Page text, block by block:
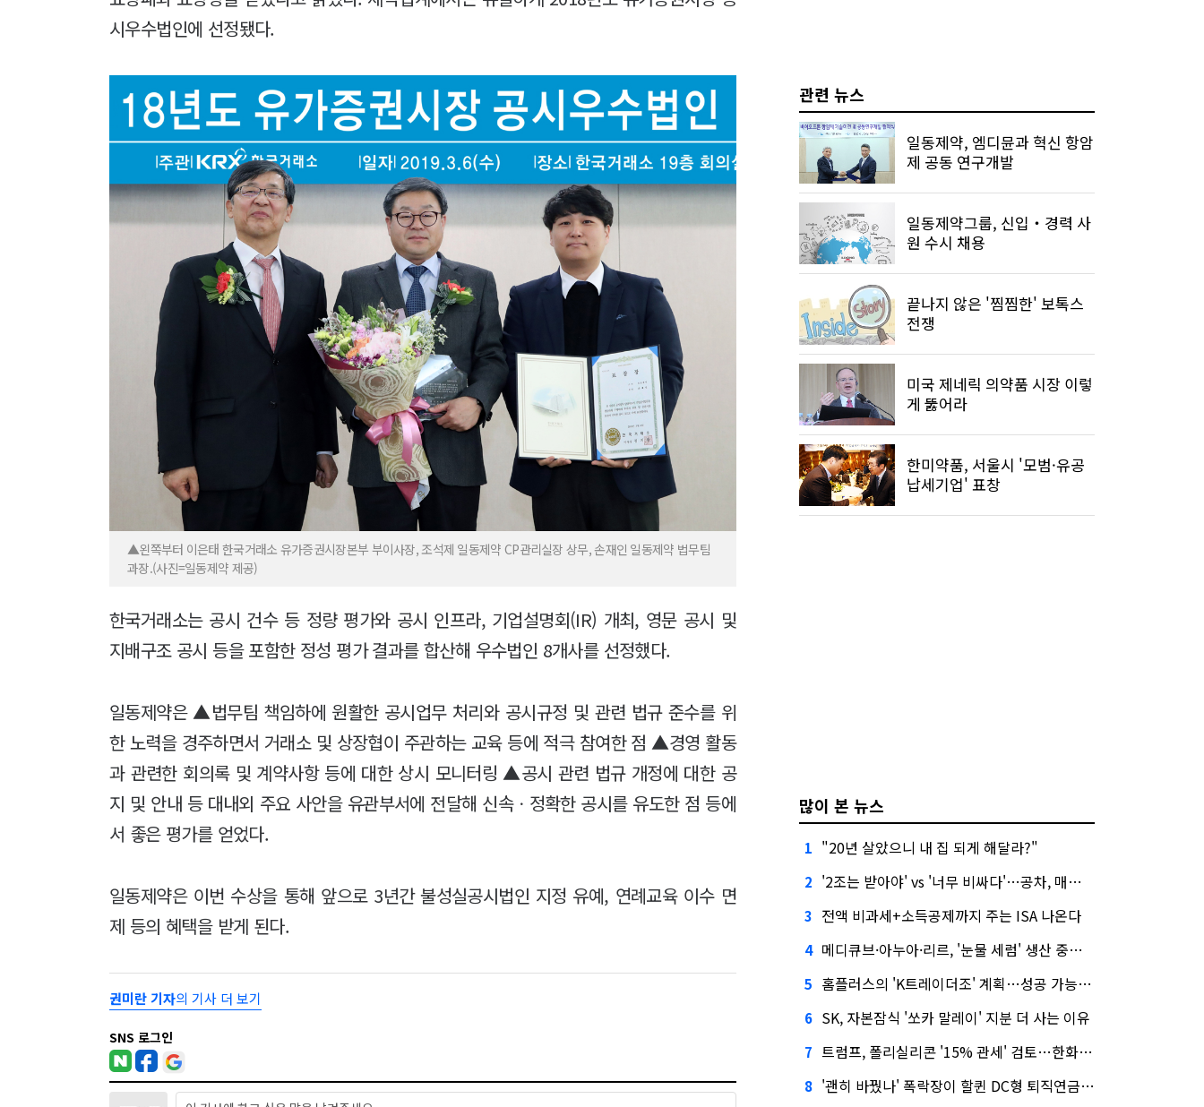
시우수법인에 선정됐다.
▲왼쪽부터 이은태 한국거래소 유가증권시장본부 부이사장, 조석제 일동제약 CP관리실장 상무, 손재인 일동제약 법무팀
과장.(사진=일동제약 제공)
한국거래소는 공시 건수 등 정량 평가와 공시 인프라, 기업설명회(IR) 개최, 영문 공시 및
지배구조 공시 등을 포함한 정성 평가 결과를 합산해 우수법인 8개사를 선정했다.
일동제약은 ▲법무팀 책임하에 원활한 공시업무 처리와 공시규정 및 관련 법규 준수를 위
한 노력을 경주하면서 거래소 및 상장협이 주관하는 교육 등에 적극 참여한 점 ▲경영 활동
과 관련한 회의록 및 계약사항 등에 대한 상시 모니터링 ▲공시 관련 법규 개정에 대한 공
지 및 안내 등 대내외 주요 사안을 유관부서에 전달해 신속ㆍ정확한 공시를 유도한 점 등에
서 좋은 평가를 얻었다.
일동제약은 이번 수상을 통해 앞으로 3년간 불성실공시법인 지정 유예, 연례교육 이수 면
제 등의 혜택을 받게 된다.
권미란 기자의 기사 더 보기
SNS 로그인
관련 뉴스
일동제약, 엠디뮨과 혁신 항암
제 공동 연구개발
일동제약그룹, 신입‧경력 사
원 수시 채용
끝나지 않은 '찜찜한' 보톡스
전쟁
미국 제네릭 의약품 시장 이렇
게 뚫어라
한미약품, 서울시 '모범·유공
납세기업' 표창
많이 본 뉴스
1 "20년 살았으니 내 집 되게 해달라?"
2 '2조는 받아야' vs '너무 비싸다'…공차, 매각 성공할까
3 전액 비과세+소득공제까지 주는 ISA 나온다
4 메디큐브·아누아·리르, '눈물 세럼' 생산 중단한다
5 홈플러스의 'K트레이더조' 계획…성공 가능성은 '글쎄'
6 SK, 자본잠식 '쏘카 말레이' 지분 더 사는 이유
7 트럼프, 폴리실리콘 '15% 관세' 검토…한화큐셀·OCI 영향은?
8 '괜히 바꿨나' 폭락장이 할퀸 DC형 퇴직연금…전문가 조언은